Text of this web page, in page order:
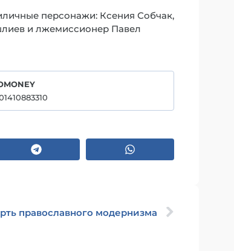
персонажи: Ксения Собчак,
и лжемиссионер Павел
православного модернизма